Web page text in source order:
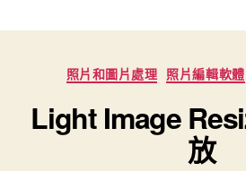
分
類
照片和圖片處理 照片編輯軟體
Light Image
放